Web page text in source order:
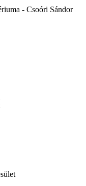
- Csoóri Sándor